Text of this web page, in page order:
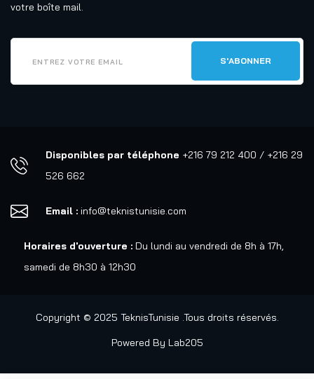
votre boîte mail.
Disponibles par téléphone +216 79 212 400 / +216 29
526 662
Email : info@teknistunisie.com
Horaires d'ouverture : Du lundi au vendredi de 8h à 17h,
samedi de 8h30 à 12h30
Copyright © 2025 TeknisTunisie .Tous droits réservés.
Powered By Lab205